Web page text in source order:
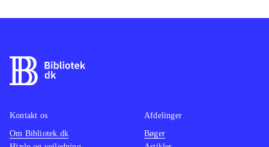
Kontakt os
Om Bibliotek.dk
Afdelinger
Bøger